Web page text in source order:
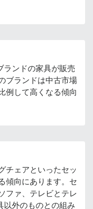
ランドの家具が販売
ブランドは中古市場
例して高くなる傾向
チェアといったセッ
傾向にあります。セ
ファ、テレビとテレ
以外のものとの組み